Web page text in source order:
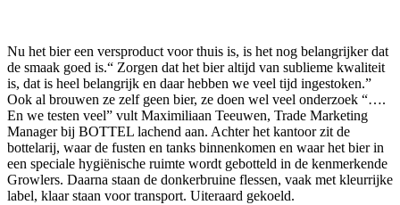
Nu het bier een versproduct voor thuis is, is het nog belangrijker dat
de smaak goed is.“ Zorgen dat het bier altijd van sublieme kwaliteit
is, dat is heel belangrijk en daar hebben we veel tijd ingestoken.”
Ook al brouwen ze zelf geen bier, ze doen wel veel onderzoek “….
En we testen veel” vult Maximiliaan Teeuwen, Trade Marketing
Manager bij BOTTEL lachend aan. Achter het kantoor zit de
bottelarij, waar de fusten en tanks binnenkomen en waar het bier in
een speciale hygiënische ruimte wordt gebotteld in de kenmerkende
Growlers. Daarna staan de donkerbruine flessen, vaak met kleurrijke
label, klaar staan voor transport. Uiteraard gekoeld.